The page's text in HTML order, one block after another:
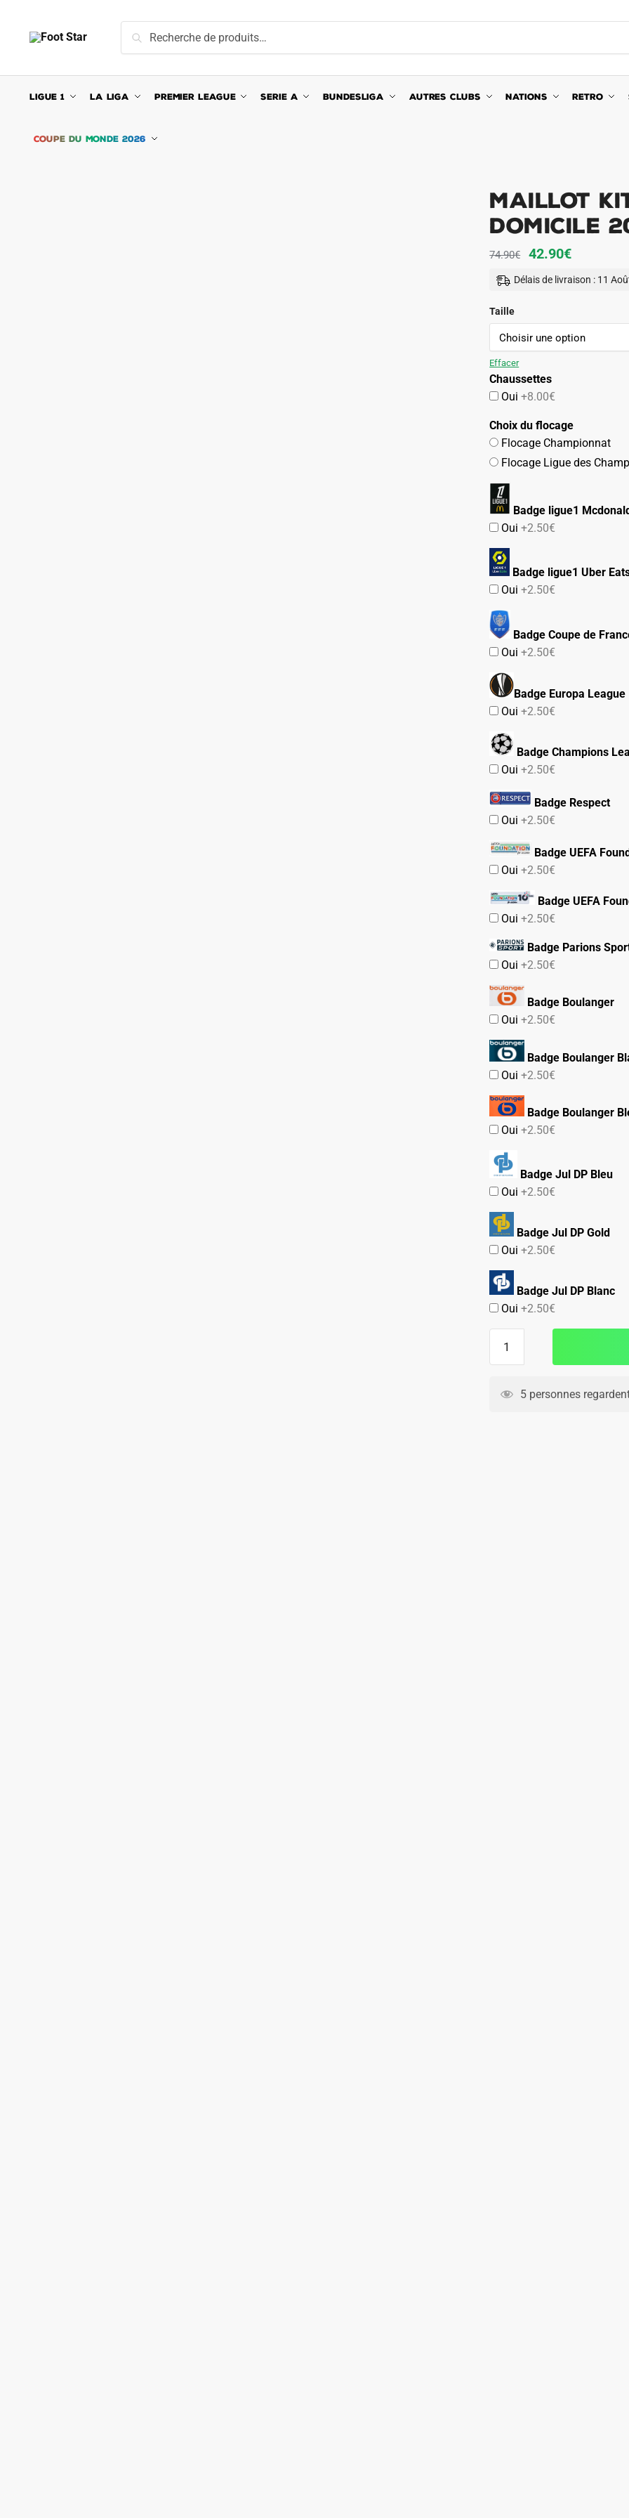
navigation
content
pour :
Recherche
LIGUE 1 LA LIGA PREMIER LEAGUE SERIE A BUNDESLIGA AUTRES CLUBS NATIONS RETRO
COUPE DU MONDE 2026
Maillot
Domicile
74.90€
Le
prix
74.90€.
42.90€Le
prix
42.90€.
Délais de livraison : 11
Taille
Effacer
Chaussettes
Oui+8.00€
Choix du flocage
Flocage Championnat
Flocage Ligue des
Badge ligue1
Oui+2.50€
Badge ligue1 Uber
Oui+2.50€
Badge Coupe de
Oui+2.50€
Badge Europa League
Oui+2.50€
Badge Champions
Oui+2.50€
Badge Respect
Oui+2.50€
Badge UEFA
Oui+2.50€
Badge UEFA
Oui+2.50€
Badge Parions
Oui+2.50€
Badge Boulanger
Oui+2.50€
Badge Boulanger
Oui+2.50€
Badge Boulanger
Oui+2.50€
Badge Jul DP Bleu
Oui+2.50€
Badge Jul DP Gold
Oui+2.50€
Badge Jul DP Blanc
Oui+2.50€
Kit
5 personnes